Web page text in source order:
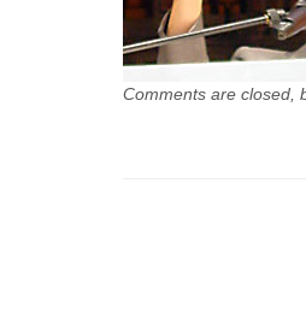
Comments are closed,